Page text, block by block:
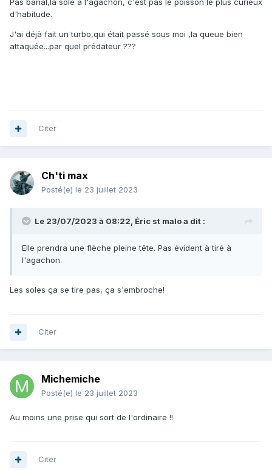
d'habitude.
J'ai déjà fait un turbo,qui était passé sous moi ,la queue bien
attaquée...par quel prédateur ???
Citer
Ch'ti max
Posté(e) le 23 juillet 2023
Le 23/07/2023 à 08:22, Éric st maloa dit :
Elle prendra une flèche pleine tête. Pas évident à tiré à
l'agachon.
Les soles ça se tire pas, ça s'embroche!
Citer
Michemiche
Posté(e) le 23 juillet 2023
Au moins une prise qui sort de l'ordinaire !!
Citer